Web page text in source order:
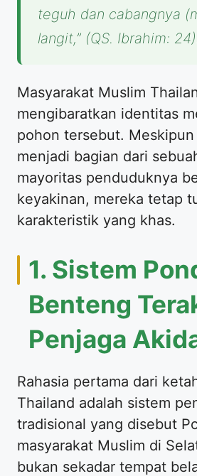
teguh dan cabangnya
langit,” (QS. Ibrahim: 24).
Masyarakat Muslim
mengibaratkan identitas
pohon tersebut.
menjadi bagian dari
mayoritas penduduknya
keyakinan, mereka tetap
karakteristik yang khas.
1. Sistem
Benteng
Penjaga
Rahasia pertama dari
Thailand adalah sistem
tradisional yang disebut
masyarakat Muslim di
bukan sekadar tempat